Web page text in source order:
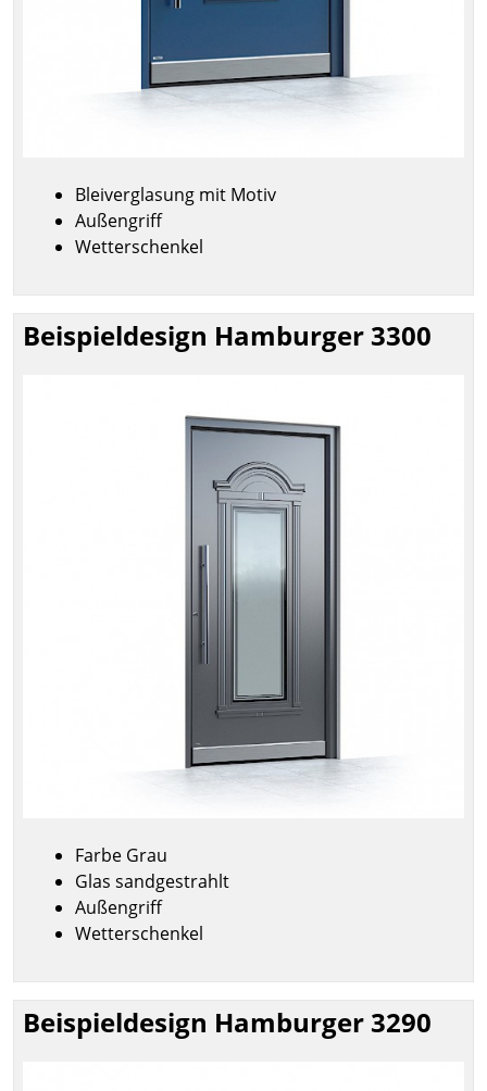
Bleiverglasung mit Motiv
Außengriff
Wetterschenkel
Beispieldesign Hamburger 3300
Farbe Grau
Glas sandgestrahlt
Außengriff
Wetterschenkel
Beispieldesign Hamburger 3290